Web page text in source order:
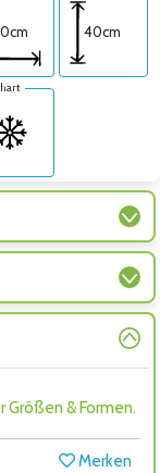
40cm
Größen & Formen.
Merken